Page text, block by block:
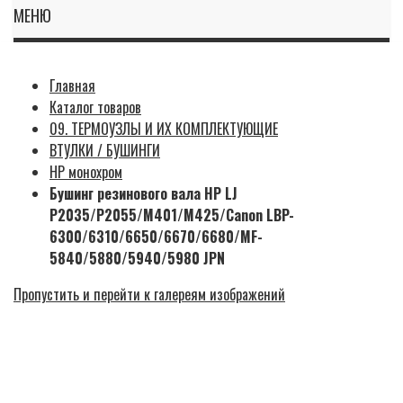
МЕНЮ
Главная
Каталог товаров
09. ТЕРМОУЗЛЫ И ИХ КОМПЛЕКТУЮЩИЕ
ВТУЛКИ / БУШИНГИ
HP монохром
Бушинг резинового вала HP LJ
P2035/P2055/M401/M425/Canon LBP-
6300/6310/6650/6670/6680/MF-
5840/5880/5940/5980 JPN
Пропустить и перейти к галереям изображений